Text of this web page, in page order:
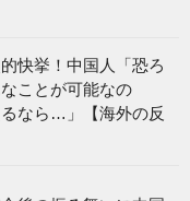
快挙！中国人「恐ろ
ことが可能なの
なら…」【海外の反